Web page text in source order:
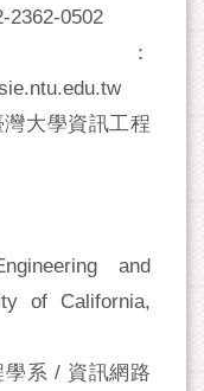
2362-0502
：
大學資訊工程
and
of California,
系 / 資訊網路